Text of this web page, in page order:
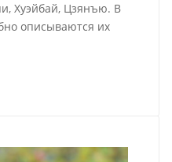
Хуэйбай, Цзянъю. В
описываются их